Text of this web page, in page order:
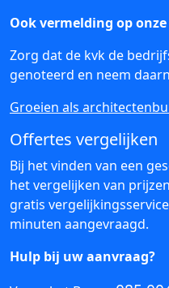
Ook vermelding op
Zorg dat de kvk de
genoteerd en neem
Groeien als
Offertes vergelijken
Bij het vinden van een
het vergelijken van
gratis
minuten aangevraagd.
Hulp bij uw aanvraag?